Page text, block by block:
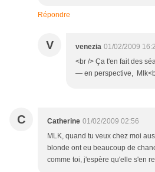
Répondre
V venezia 01/02/2009
<br /> Ça t'en fait des
— en perspective,
C Catherine 01/02/2009 02:56
MLK, quand tu veux chez moi
blonde ont eu beaucoup de
comme toi, j'espère qu'elle s'en